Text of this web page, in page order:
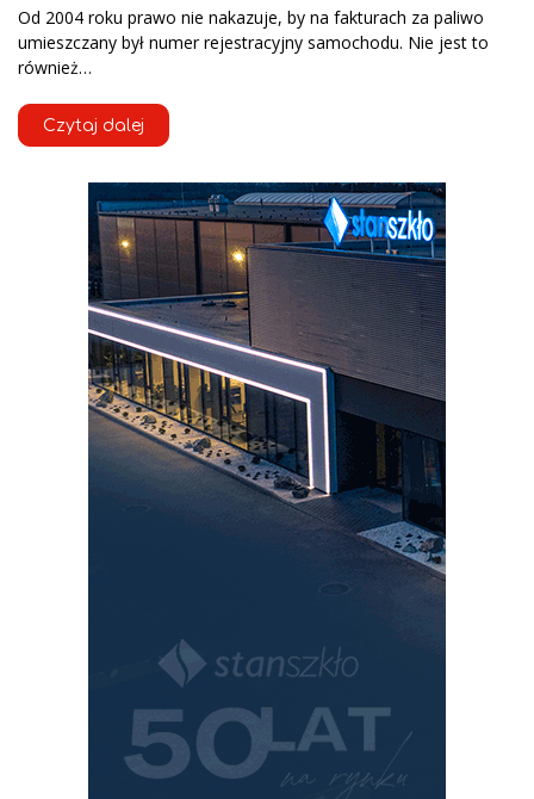
Od 2004 roku prawo nie nakazuje, by na fakturach za paliwo
umieszczany był numer rejestracyjny samochodu. Nie jest to
również…
Czytaj dalej